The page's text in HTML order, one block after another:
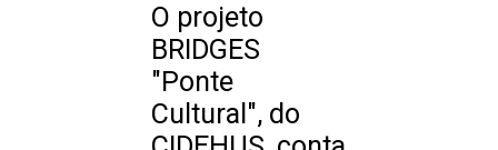
O projeto
BRIDGES
"Ponte
Cultural", do